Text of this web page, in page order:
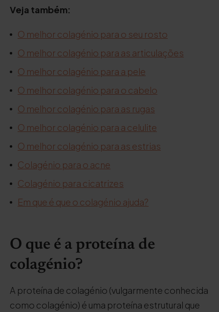
Veja também:
O melhor colagénio para o seu rosto
O melhor colagénio para as articulações
O melhor colagénio para a pele
O melhor colagénio para o cabelo
O melhor colagénio para as rugas
O melhor colagénio para a celulite
O melhor colagénio para as estrias
Colagénio para o acne
Colagénio para cicatrizes
Em que é que o colagénio ajuda?
O que é a proteína de
colagénio?
A proteína de colagénio (vulgarmente conhecida
como colagénio) é uma proteína estrutural que